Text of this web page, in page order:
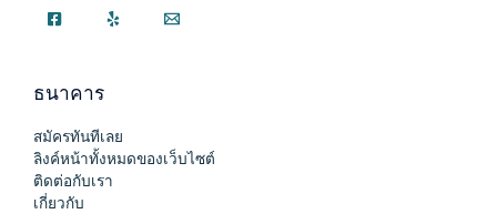
ธนาคาร
สมัครทันทีเลย
ลิงค์หน้าทั้งหมดของเว็บไซต์
ติดต่อกับเรา
เกี่ยวกับ